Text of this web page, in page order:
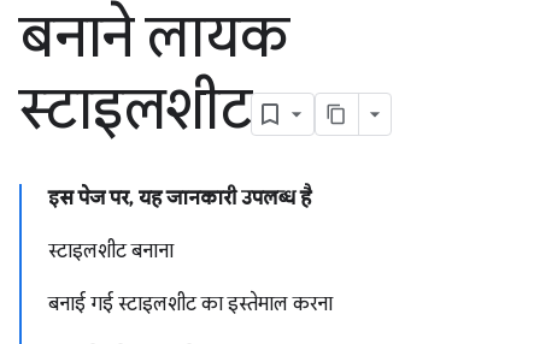
बनाने लायक
स्टाइलशीट
इस पेज पर, यह जानकारी उपलब्ध है
स्टाइलशीट बनाना
बनाई गई स्टाइलशीट का इस्तेमाल करना